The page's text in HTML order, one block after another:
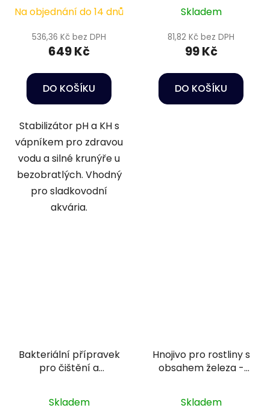
g
Na objednání do 14 dnů
536,36 Kč bez DPH
649 Kč
DO KOŠÍKU
Stabilizátor pH a KH s
vápníkem pro zdravou
vodu a silné krunýře u
bezobratlých. Vhodný
pro sladkovodní
akvária.
Skladem
81,82 Kč bez DPH
99 Kč
DO KOŠÍKU
Bakteriální přípravek
pro čištění a
Skladem
Hnojivo pro rostliny s
obsahem železa -
Skladem